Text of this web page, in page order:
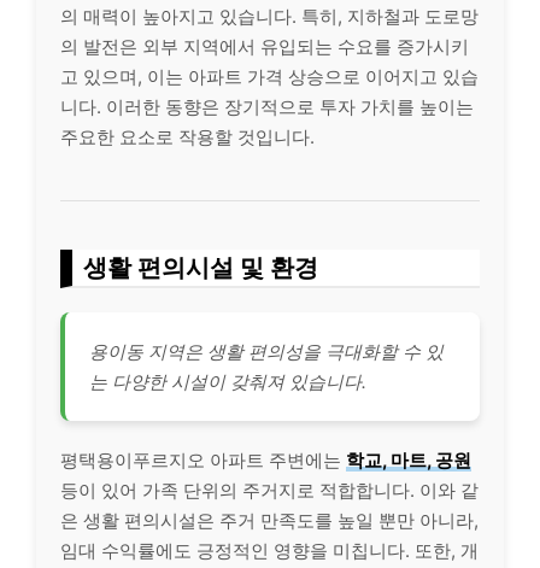
의 매력이 높아지고 있습니다. 특히, 지하철과 도로망
의 발전은 외부 지역에서 유입되는 수요를 증가시키
고 있으며, 이는 아파트 가격 상승으로 이어지고 있습
니다. 이러한 동향은 장기적으로 투자 가치를 높이는
주요한 요소로 작용할 것입니다.
생활 편의시설 및 환경
용이동 지역은 생활 편의성을 극대화할 수 있
는 다양한 시설이 갖춰져 있습니다.
평택용이푸르지오 아파트 주변에는 학교, 마트, 공원
등이 있어 가족 단위의 주거지로 적합합니다. 이와 같
은 생활 편의시설은 주거 만족도를 높일 뿐만 아니라,
임대 수익률에도 긍정적인 영향을 미칩니다. 또한, 개